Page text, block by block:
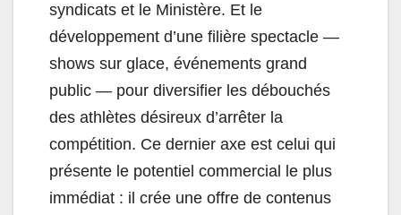
syndicats et le Ministère. Et le
développement d’une filière spectacle —
shows sur glace, événements grand
public — pour diversifier les débouchés
des athlètes désireux d’arrêter la
compétition. Ce dernier axe est celui qui
présente le potentiel commercial le plus
immédiat : il crée une offre de contenus